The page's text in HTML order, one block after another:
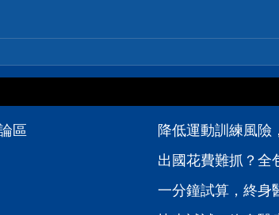
區
降低運動訓練風險
出國花費難抓？全
一分鐘試算，終身